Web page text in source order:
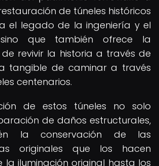
de túneles históricos
el legado de la ingeniería y el
sino que también ofrece la
revivir la historia a través de
tangible de caminar a través
centenarios.
de estos túneles no solo
de daños estructurales,
la conservación de las
originales que los hacen
la iluminación original hasta los